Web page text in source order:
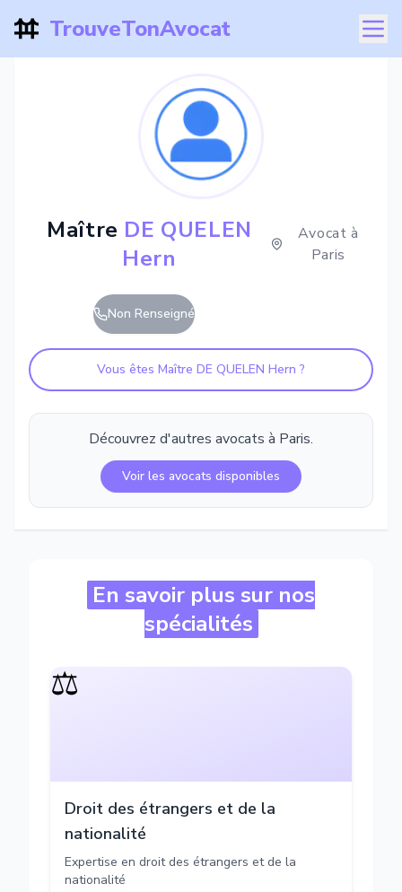
TrouveTonAvocat
Maître DE QUELEN
Hern
Avocat à
Paris
Non Renseigné
Vous êtes Maître DE QUELEN Hern ?
Découvrez d'autres avocats à Paris.
Voir les avocats disponibles
En savoir plus sur nos
spécialités
⚖️
Droit des étrangers et de la
nationalité
Expertise en droit des étrangers et de la
nationalité